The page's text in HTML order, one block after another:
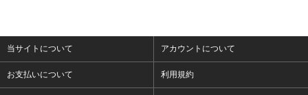
当サイトについて アカウントについて
お支払いについて 利用規約